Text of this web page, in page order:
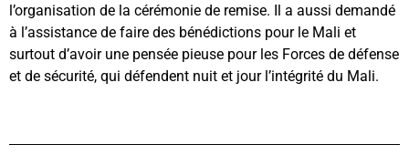
l’organisation de la cérémonie de remise. Il a aussi demandé
à l’assistance de faire des bénédictions pour le Mali et
surtout d’avoir une pensée pieuse pour les Forces de défense
et de sécurité, qui défendent nuit et jour l’intégrité du Mali.